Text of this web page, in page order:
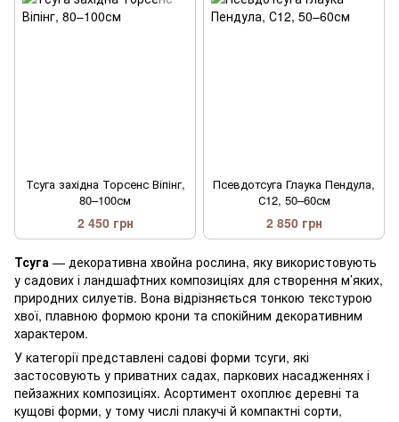
Тсуга західна Торсенс Віпінг,
80–100см
2 450 грн
Псевдотсуга Глаука Пендула,
С12, 50–60см
2 850 грн
Тсуга — декоративна хвойна рослина, яку використовують
у садових і ландшафтних композиціях для створення м’яких,
природних силуетів. Вона відрізняється тонкою текстурою
хвої, плавною формою крони та спокійним декоративним
характером.
У категорії представлені садові форми тсуги, які
застосовують у приватних садах, паркових насадженнях і
пейзажних композиціях. Асортимент охоплює деревні та
кущові форми, у тому числі плакучі й компактні сорти,